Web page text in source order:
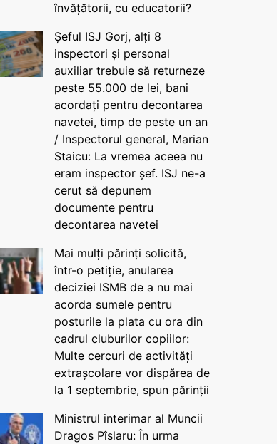
învățătorii, cu educatorii?
Șeful ISJ Gorj, alți 8
inspectori și personal
auxiliar trebuie să returneze
peste 55.000 de lei, bani
acordați pentru decontarea
navetei, timp de peste un an
/ Inspectorul general, Marian
Staicu: La vremea aceea nu
eram inspector șef. ISJ ne-a
cerut să depunem
documente pentru
decontarea navetei
Mai mulți părinți solicită,
într-o petiție, anularea
deciziei ISMB de a nu mai
acorda sumele pentru
posturile la plata cu ora din
cadrul cluburilor copiilor:
Multe cercuri de activități
extrașcolare vor dispărea de
la 1 septembrie, spun părinții
Ministrul interimar al Muncii
Dragos Pîslaru: În urma